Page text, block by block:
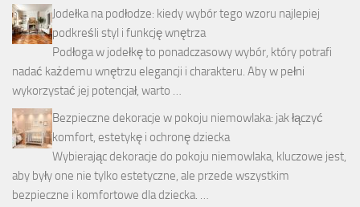
Jodełka na podłodze: kiedy wybór tego wzoru najlepiej
podkreśli styl i funkcję wnętrza
Podłoga w jodełkę to ponadczasowy wybór, który potrafi
nadać każdemu wnętrzu elegancji i charakteru. Aby w pełni
wykorzystać jej potencjał, warto …
Bezpieczne dekoracje w pokoju niemowlaka: jak łączyć
komfort, estetykę i ochronę dziecka
Wybierając dekoracje do pokoju niemowlaka, kluczowe jest,
aby były one nie tylko estetyczne, ale przede wszystkim
bezpieczne i komfortowe dla dziecka. …